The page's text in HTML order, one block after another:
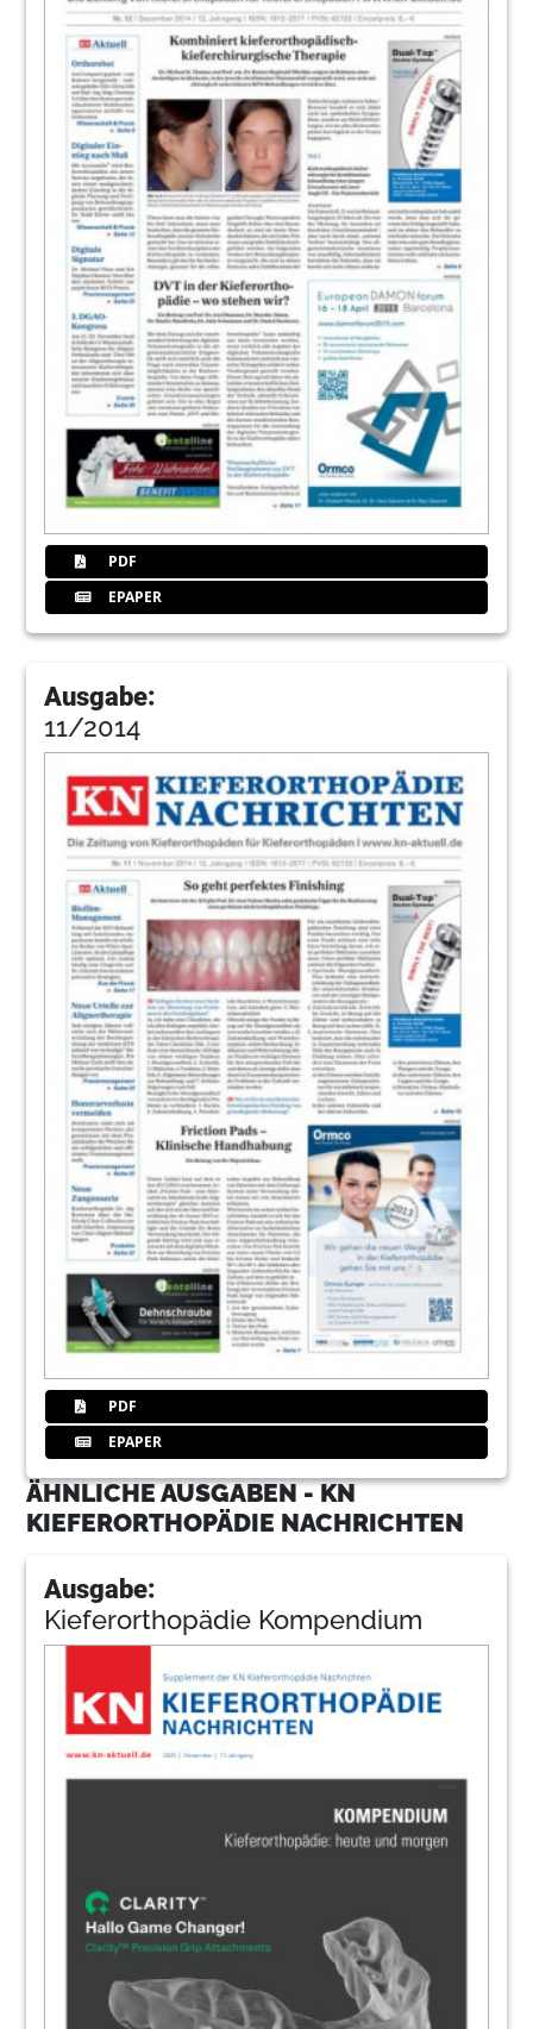
PDF
EPAPER
Ausgabe:
11/2014
PDF
EPAPER
ÄHNLICHE AUSGABEN - KN
KIEFERORTHOPÄDIE NACHRICHTEN
Ausgabe:
Kieferorthopädie Kompendium